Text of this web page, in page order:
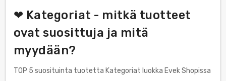
❤ Kategoriat - mitkä tuotteet
ovat suosittuja ja mitä
myydään?
TOP 5 suosituinta tuotetta Kategoriat luokka Evek Shopissa